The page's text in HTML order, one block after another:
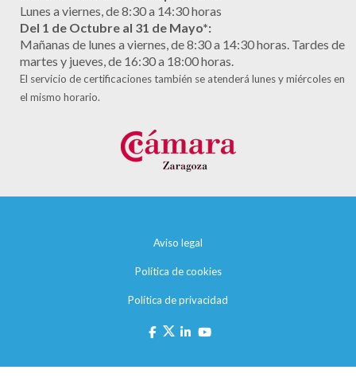
Lunes a viernes, de 8:30 a 14:30 horas
Del 1 de Octubre al 31 de Mayo*:
Mañanas de lunes a viernes, de 8:30 a 14:30 horas. Tardes de
martes y jueves, de 16:30 a 18:00 horas.
El servicio de certificaciones también se atenderá lunes y miércoles en
el mismo horario.
Aviso legal
Política de cookies
Política de privacidad